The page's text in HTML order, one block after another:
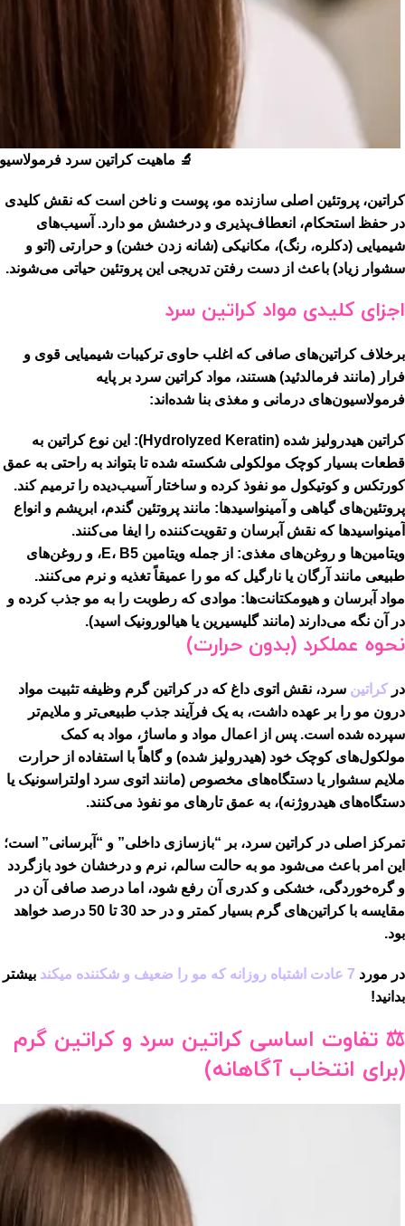
🔬 ماهیت کراتین سرد
کراتین، پروتئین اصلی سازنده مو، پوست و ناخن است که نقش کلیدی
در حفظ استحکام، انعطاف‌پذیری و درخشش مو دارد. آسیب‌های
شیمیایی (دکلره، رنگ)، مکانیکی (شانه زدن خشن) و حرارتی (اتو و
سشوار زیاد) باعث از دست رفتن تدریجی این پروتئین حیاتی می‌شوند.
اجزای کلیدی مواد کراتین سرد
برخلاف کراتین‌های صافی که اغلب حاوی ترکیبات شیمیایی قوی و
فرار (مانند فرمالدئید) هستند، مواد کراتین سرد بر پایه
فرمولاسیون‌های درمانی و مغذی بنا شده‌اند:
کراتین هیدرولیز شده (Hydrolyzed Keratin):
این نوع کراتین به
قطعات بسیار کوچک مولکولی شکسته شده تا بتواند به راحتی به عمق
کورتکس و کوتیکول مو نفوذ کرده و ساختار آسیب‌دیده را ترمیم کند.
پروتئین‌های گیاهی و آمینواسیدها: مانند پروتئین گندم، ابریشم و انواع
آمینواسیدها که نقش آبرسان و تقویت‌کننده را ایفا می‌کنند.
ویتامین‌ها و روغن‌های مغذی:
از جمله ویتامین E، B5، و روغن‌های
طبیعی مانند آرگان یا نارگیل که مو را عمیقاً تغذیه و نرم می‌کنند.
مواد آبرسان و هیومکتانت‌ها: موادی که رطوبت را به مو جذب کرده و
در آن نگه می‌دارند (مانند گلیسیرین یا هیالورونیک اسید).
نحوه عملکرد (بدون حرارت)
در کراتین سرد، نقش اتوی داغ که در کراتین گرم وظیفه تثبیت مواد
درون مو را بر عهده داشت، به یک فرآیند جذب طبیعی‌تر و ملایم‌تر
سپرده شده است. پس از اعمال مواد و ماساژ، مواد به کمک
مولکول‌های کوچک خود (هیدرولیز شده) و گاهاً با استفاده از حرارت
ملایم سشوار یا دستگاه‌های مخصوص (مانند اتوی سرد اولتراسونیک یا
دستگاه‌های هیدروژنه)، به عمق تارهای مو نفوذ می‌کنند.
تمرکز اصلی در کراتین سرد، بر “بازسازی داخلی” و “آبرسانی” است؛
این امر باعث می‌شود مو به حالت سالم، نرم و درخشان خود بازگردد
و گره‌خوردگی، خشکی و کدری آن رفع شود، اما درصد صافی آن در
مقایسه با کراتین‌های گرم بسیار کمتر و در حد 30 تا 50 درصد خواهد
بود.
در مورد 7 عادت اشتباه روزانه که مو را ضعیف و شکننده میکند
بیشتر
بدانید!
⚖️ تفاوت اساسی کراتین سرد و کراتین گرم
(برای انتخاب آگاهانه)